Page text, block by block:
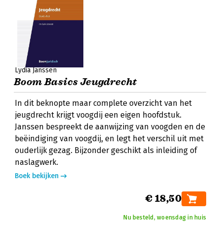
Lydia Janssen
Boom Basics Jeugdrecht
In dit beknopte maar complete overzicht van het
jeugdrecht krijgt voogdij een eigen hoofdstuk.
Janssen bespreekt de aanwijzing van voogden en de
beëindiging van voogdij, en legt het verschil uit met
ouderlijk gezag. Bijzonder geschikt als inleiding of
naslagwerk.
Boek bekijken
€ 18,50
Nu besteld, woensdag in huis